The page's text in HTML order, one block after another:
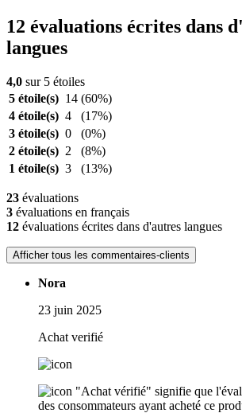
12 évaluations écrites dans
langues
4,0 sur 5 étoiles
5 étoile(s) 14 (60%)
4 étoile(s) 4
(17%)
3 étoile(s) 0
(0%)
2 étoile(s) 2
(8%)
1 étoile(s) 3 (13%)
23 évaluations
3 évaluations en français
12 évaluations écrites dans d'autres langues
Afficher tous les commentaires-clients
Nora
23 juin 2025
Achat verifié
"Achat vérifié" signifie que
des consommateurs ayant acheté ce